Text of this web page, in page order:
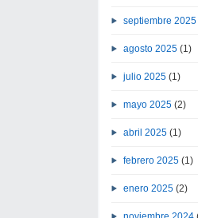
septiembre 2025
agosto 2025(1)
julio 2025(1)
mayo 2025(2)
abril 2025(1)
febrero 2025(1)
enero 2025(2)